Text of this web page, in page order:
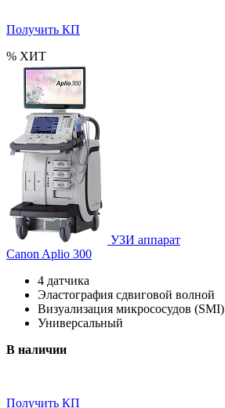
Получить КП
% ХИТ
УЗИ аппарат
Canon Aplio 300
4 датчика
Эластография сдвиговой волной
Визуализация микрососудов (SMI)
Универсальный
В наличии
Получить КП